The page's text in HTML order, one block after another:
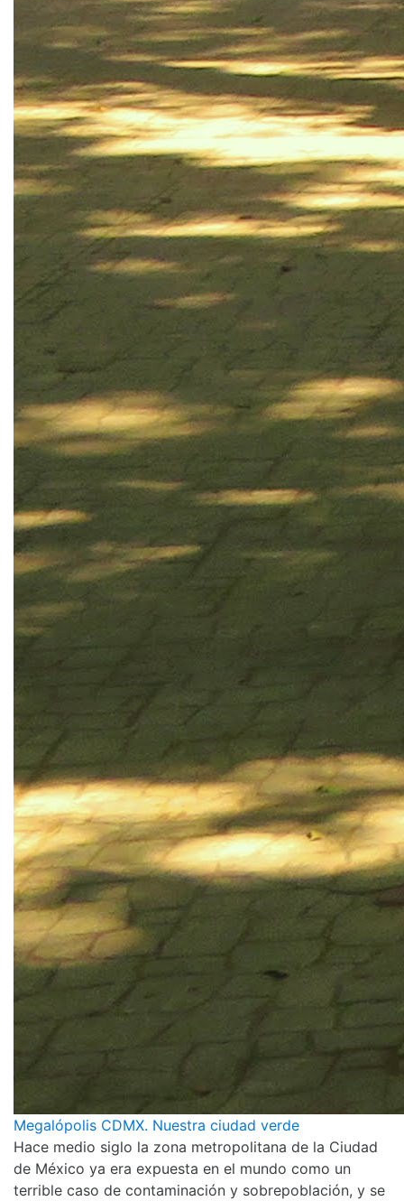
Megalópolis CDMX. Nuestra ciudad verde
Hace medio siglo la zona metropolitana de la Ciudad
de México ya era expuesta en el mundo como un
terrible caso de contaminación y sobrepoblación, y se